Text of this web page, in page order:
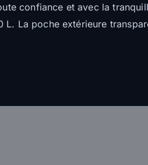
confiance et avec la
La poche extérieure